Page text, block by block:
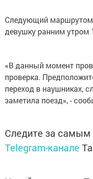
Следующий маршрутом
девушку ранним утром
«В данный момент
проверка.
переход в наушниках,
заметила поезд», -
Следите за
Telegram-канале